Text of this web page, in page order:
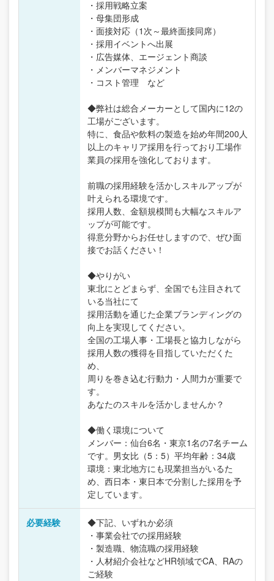
・採用戦略立案
・母集団形成
・面接対応（1次～最終面接同席）
・採用イベントへ出展
・広告媒体、エージェント商談
・メンバーマネジメント
・コスト管理 など
◆弊社は総合メーカーとして国内に12の
工場がございます。
特に、食品や飲料の製造を始め年間200人
以上のキャリア採用を行っており工場作
業員の採用を強化しております。
前職の採用経験を活かしスキルアップが
叶えられる環境です。
採用人数、金額規模間も大幅なスキルア
ップが可能です。
得意分野からお任せしますので、ぜひ面
接でお話ください！
◆やりがい
東北にとどまらず、全国でも注目されて
いる当社にて
採用活動を通じた企業ブランディングの
向上を実現してください。
全国の工場人事・工場長と協力しながら
採用人数の獲得を目指していただくた
め、
周りを巻き込む行動力・人間力が重要で
す。
あなたのスキルを活かしませんか？
◆働く環境について
メンバー：仙台6名・東京1名の7名チーム
です。男女比（5：5）平均年齢：34歳
環境：東北地方にも現業担当がいるた
め、西日本・東日本で分割した採用を予
定しています。
必要経験
◆下記、いずれか必須
・事業会社での採用経験
・製造職、物流職の採用経験
・人材紹介会社などHR領域でCA、RAの
ご経験